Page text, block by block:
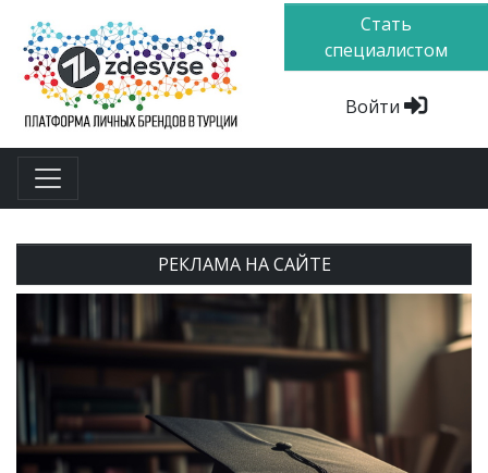
Стать
специалистом
Войти
РЕКЛАМА НА САЙТЕ